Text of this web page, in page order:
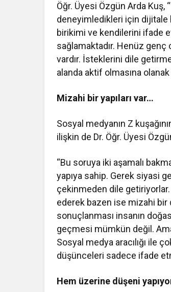
Öğr. Üyesi Özgün Arda
deneyimledikleri için dijitale
birikimi ve kendilerini ifade
sağlamaktadır. Henüz
vardır. İsteklerini dile
alanda aktif olmasına
Mizahi bir yapıları var…
Sosyal medyanın Z
ilişkin de Dr. Öğr. Üyesi
“Bu soruya iki aşamalı
yapıya sahip. Gerek siyasi
çekinmeden dile
ederek bazen ise mizahi bir
sonuçlanması insanın
geçmesi mümkün değil.
Sosyal medya aracılığı ile
düşünceleri sadece ifade
Hem üzerine düşeni